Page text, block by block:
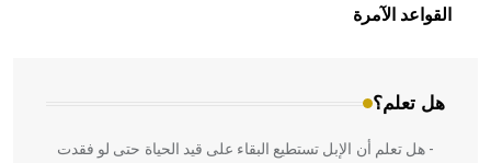
القواعد الآمرة
هل تعلم؟
بالعمارة الإسلامية في بلاد الشام ومصر خاصة، حيث يحرص
المعمار على بناء مداميكه وخاصة في الواجهات
- هل تعلم أن الإبل تستطيع البقاء على قيد الحياة حتى لو فقدت